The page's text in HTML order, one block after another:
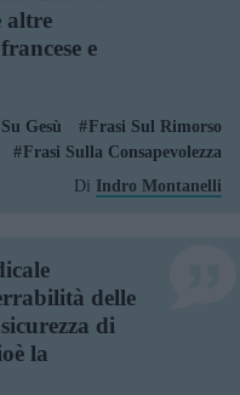
altre
e
Gesù
Frasi Sul Rimorso
Frasi Sulla Consapevolezza
Di Indro Montanelli
delle
di
la